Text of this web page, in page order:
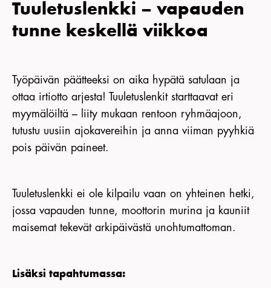
Tuuletuslenkki – vapauden
tunne keskellä viikkoa
Työpäivän päätteeksi on aika hypätä satulaan ja
ottaa irtiotto arjesta! Tuuletuslenkit starttaavat eri
myymälöiltä – liity mukaan rentoon ryhmäajoon,
tutustu uusiin ajokavereihin ja anna viiman pyyhkiä
pois päivän paineet.
Tuuletuslenkki ei ole kilpailu vaan on yhteinen hetki,
jossa vapauden tunne, moottorin murina ja kauniit
maisemat tekevät arkipäivästä unohtumattoman.
Lisäksi tapahtumassa: